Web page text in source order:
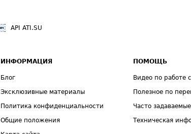
API ATI.SU
ИНФОРМАЦИЯ
Блог
Эксклюзивные материалы
Политика конфиденциальности
Общие положения
ПОМОЩЬ
Видео по работе
Полезное по
Часто
Техническая